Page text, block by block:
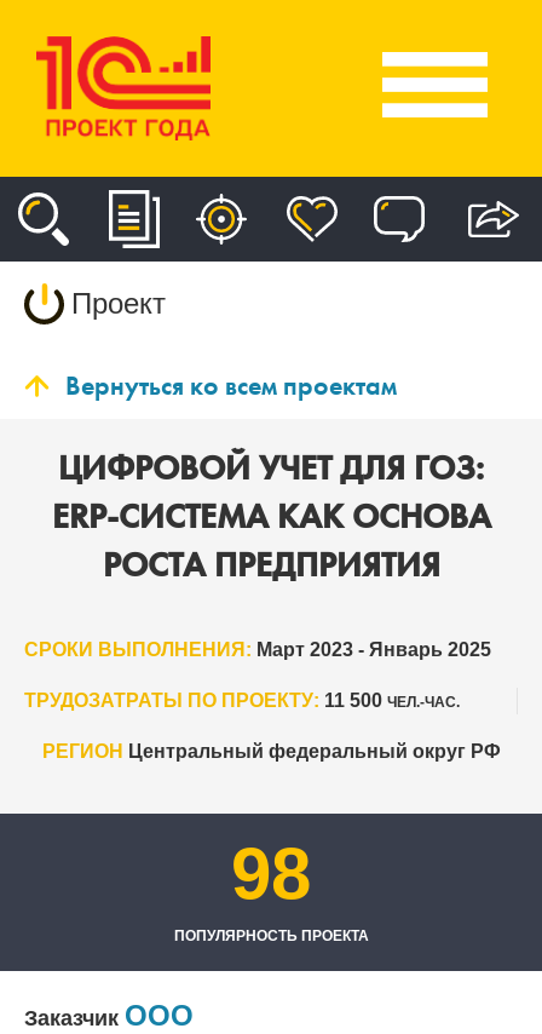
Проект
Вернуться ко всем проектам
ЦИФРОВОЙ УЧЕТ ДЛЯ ГОЗ:
ERP-СИСТЕМА КАК ОСНОВА
РОСТА ПРЕДПРИЯТИЯ
СРОКИ ВЫПОЛНЕНИЯ: Март 2023 - Январь 2025
ТРУДОЗАТРАТЫ ПО ПРОЕКТУ: 11 500 ЧЕЛ.-ЧАС.
РЕГИОН Центральный федеральный округ РФ
98
ПОПУЛЯРНОСТЬ ПРОЕКТА
Заказчик ООО